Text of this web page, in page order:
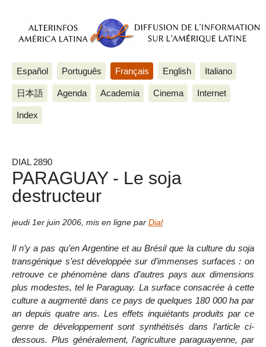
Español Português Français English Italiano
日本語 Agenda Academia Cinema Internet
Index
DIAL 2890
PARAGUAY - Le soja
destructeur
jeudi 1er juin 2006 mis en ligne par Dial
Il n’y a pas qu’en Argentine et au Brésil que la culture du soja
transgénique s’est développée sur d’immenses surfaces : on
retrouve ce phénomène dans d’autres pays aux dimensions
plus modestes, tel le Paraguay. La surface consacrée à cette
culture a augmenté dans ce pays de quelques 180 000 ha par
an depuis quatre ans. Les effets inquiétants produits par ce
genre de développement sont synthétisés dans l’article ci-
dessous. Plus généralement, l’agriculture paraguayenne, par